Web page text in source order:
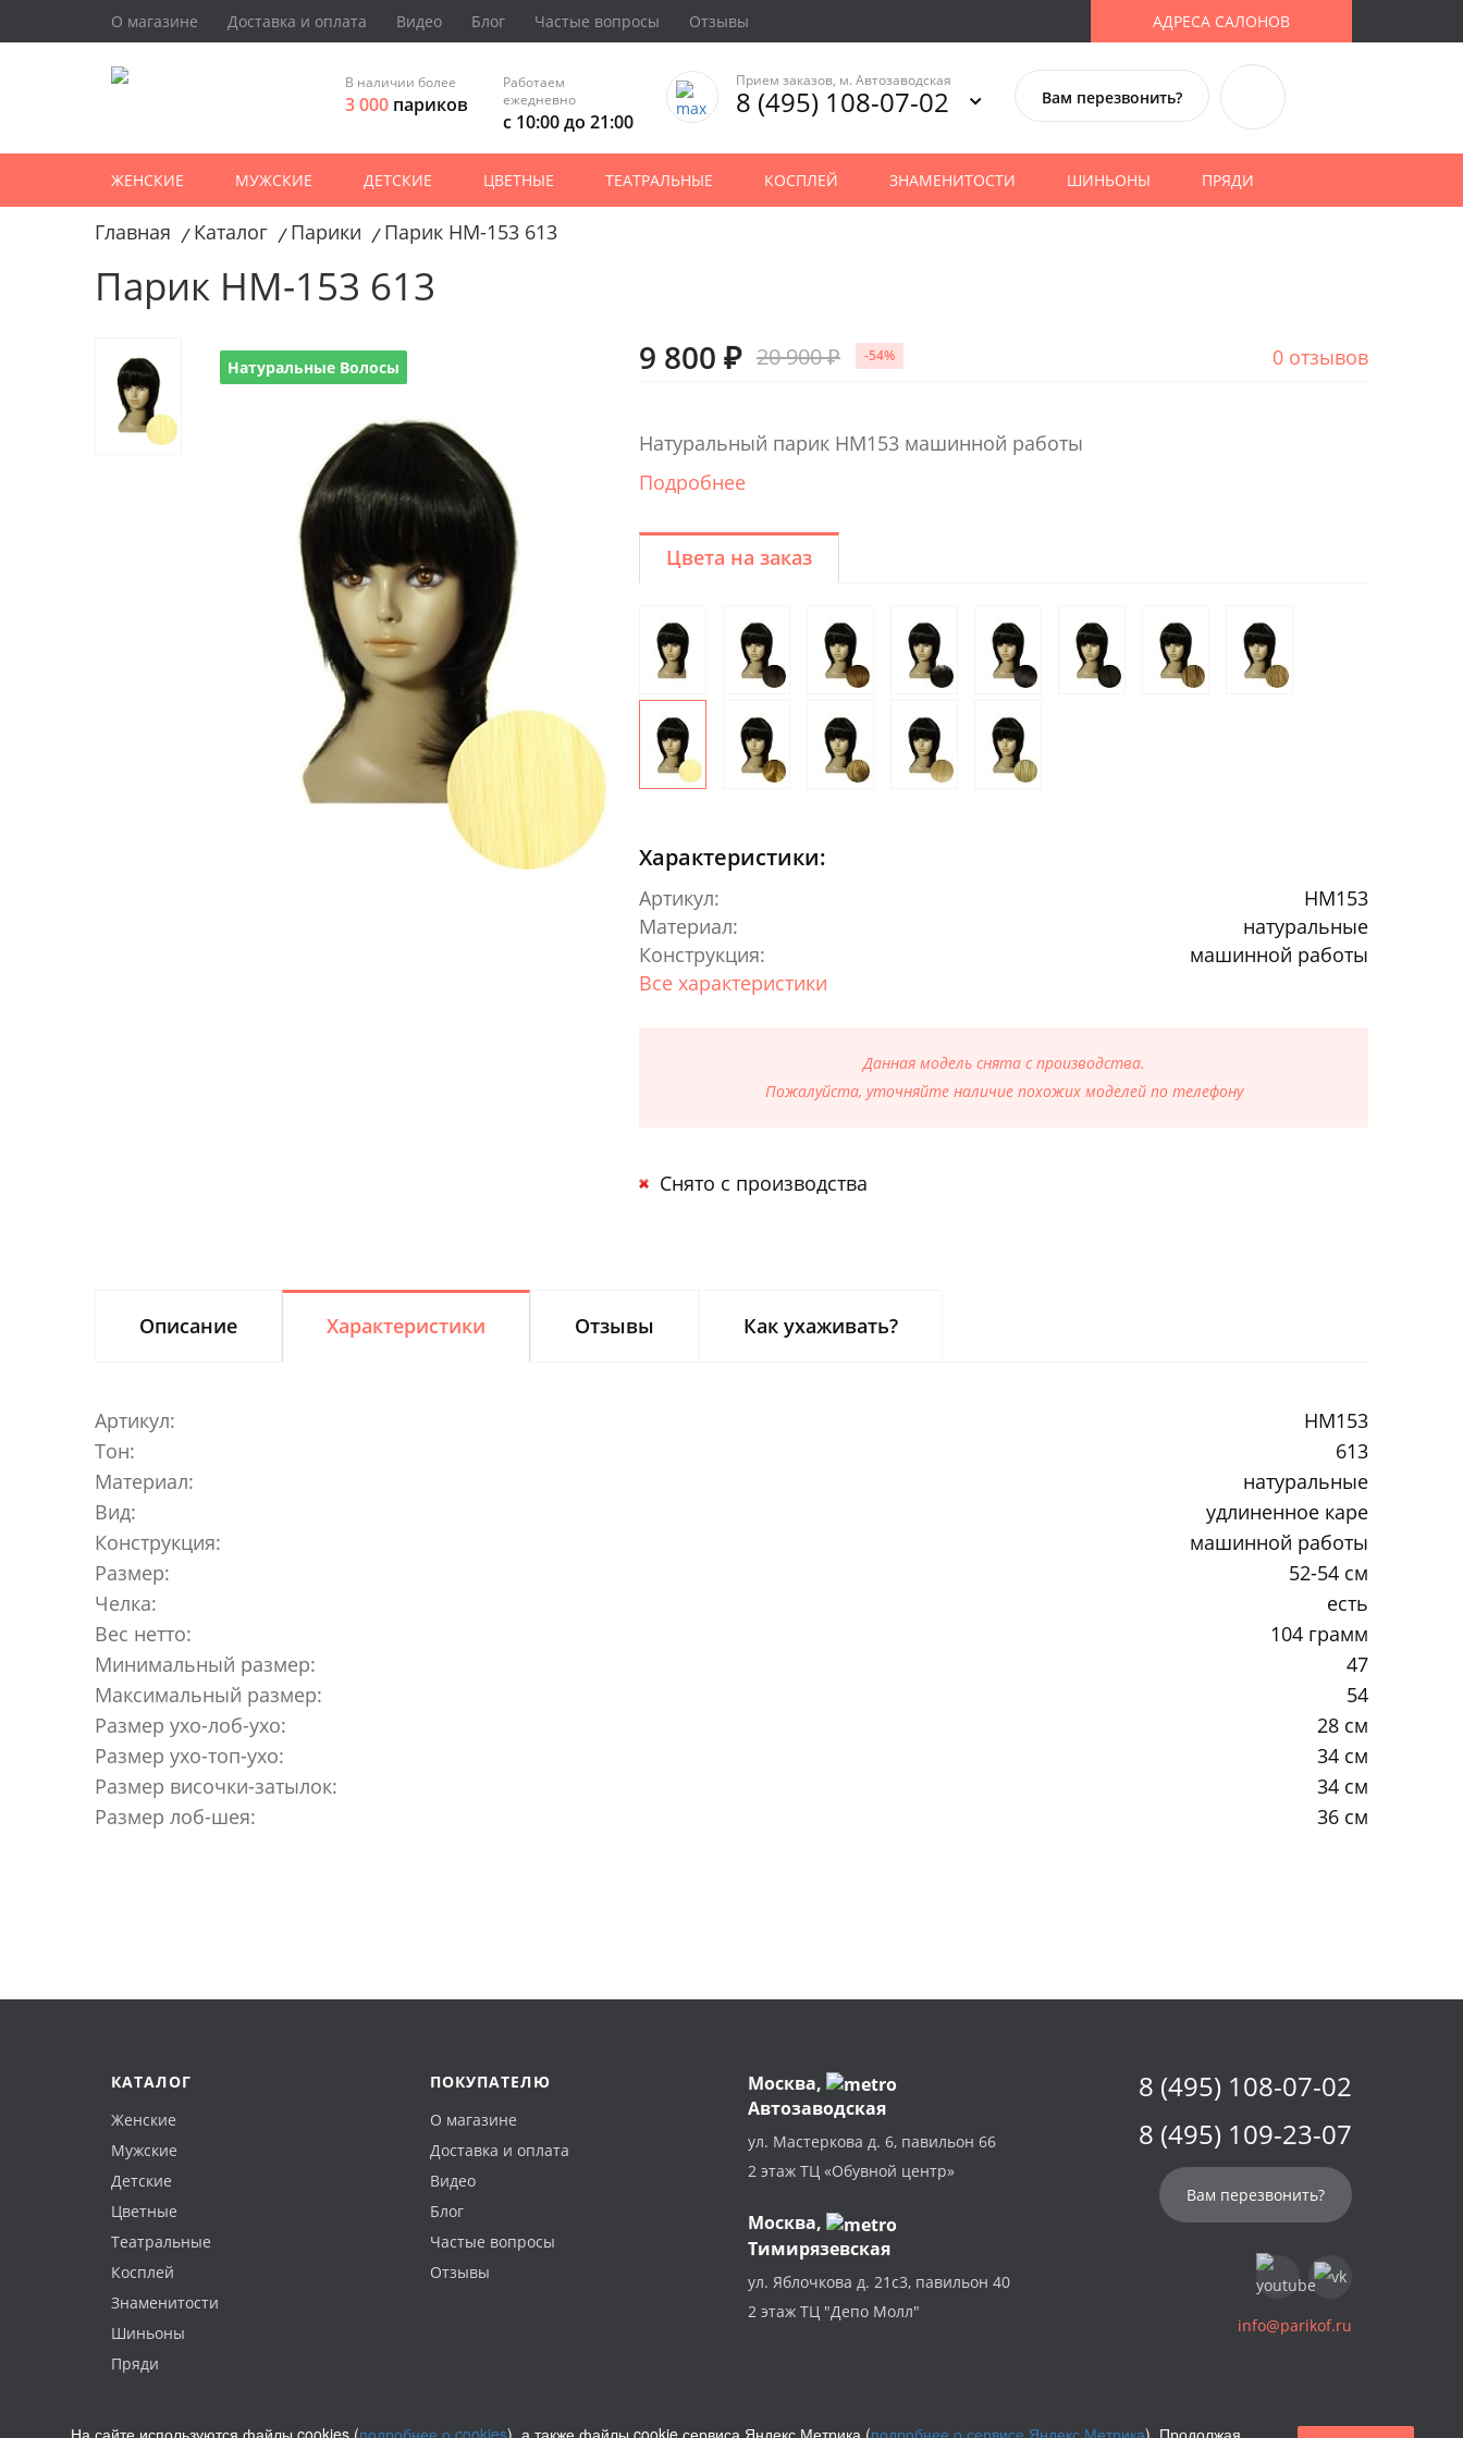
О магазине Доставка и оплата Видео Блог Частые вопросы Отзывы АДРЕСА САЛОНОВ
В наличии более
3 000 париков
Работаем
ежедневно
с 10:00 до 21:00
Прием заказов, м. Автозаводская
8 (495) 108-07-02 Вам перезвонить?
ЖЕНСКИЕ МУЖСКИЕ ДЕТСКИЕ ЦВЕТНЫЕ ТЕАТРАЛЬНЫЕ КОСПЛЕЙ ЗНАМЕНИТОСТИ ШИНЬОНЫ ПРЯДИ
Главная / Каталог / Парики / Парик HM-153 613
Парик HM-153 613
Натуральные Волосы 9 800 ₽ 20 900 ₽ -54% 0 отзывов
Натуральный парик HM153 машинной работы
Подробнее
Цвета на заказ
Характеристики:
Артикул:
HM153
Материал:
натуральные
Конструкция:
машинной работы
Все характеристики
Данная модель снята с производства.
Пожалуйста, уточняйте наличие похожих моделей по телефону
Снято с производства
Описание Характеристики Отзывы Как ухаживать?
Артикул:
HM153
Тон:
613
Материал:
натуральные
Вид:
удлиненное каре
Конструкция:
машинной работы
Размер:
52-54 см
Челка:
есть
Вес нетто:
104 грамм
Минимальный размер:
47
Максимальный размер:
54
Размер ухо-лоб-ухо:
28 см
Размер ухо-топ-ухо:
34 см
Размер височки-затылок:
34 см
Размер лоб-шея:
36 см
КАТАЛОГ
Женские
Мужские
Детские
Цветные
Театральные
Косплей
Знаменитости
Шиньоны
Пряди
ПОКУПАТЕЛЮ
О магазине
Доставка и оплата
Видео
Блог
Частые вопросы
Отзывы
Москва,
Автозаводская
ул. Мастеркова д. 6, павильон 66
2 этаж ТЦ «Обувной центр»
Москва,
Тимирязевская
ул. Яблочкова д. 21с3, павильон 40
2 этаж ТЦ "Депо Молл"
8 (495) 108-07-02
8 (495) 109-23-07
Вам перезвонить?
info@parikof.ru
На сайте используются файлы cookies (подробнее о cookies), а также файлы cookie сервиса Яндекс.Метрика (подробнее о сервисе Яндекс.Метрика). Продолжая